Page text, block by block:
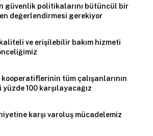
güvenlik politikalarını bütüncül bir
değerlendirmesi gerekiyor
ve erişilebilir bakım hizmeti
kooperatiflerinin tüm çalışanlarının
100 karşılayacağız
karşı varoluş mücadelemiz